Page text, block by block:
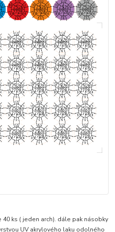
ks ( jeden arch). dále pak násobky
UV akrylového laku odolného